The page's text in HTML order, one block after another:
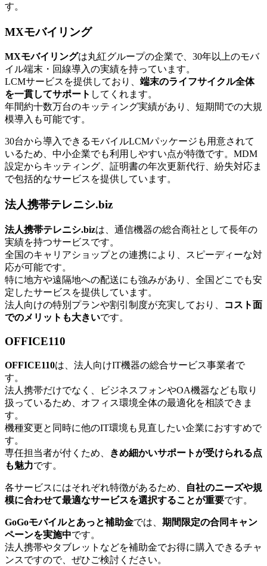
す。
MXモバイリング
MXモバイリングは丸紅グループの企業で、30年以上のモバ
イル端末・回線導入の実績を持っています。
LCMサービスを提供しており、 端末のライフサイクル全体
を一貫してサポート してくれます。
年間約十数万台のキッティング実績があり、短期間での大規
模導入も可能です。
30台から導入できるモバイルLCMパッケージも用意されて
いるため、中小企業でも利用しやすい点が特徴です。MDM
設定からキッティング、証明書の年次更新代行、紛失対応ま
で包括的なサービスを提供しています。
法人携帯テレニシ.biz
法人携帯テレニシ.bizは、通信機器の総合商社として長年の
実績を持つサービスです。
全国のキャリアショップとの連携により、スピーディーな対
応が可能です。
特に地方や遠隔地への配送にも強みがあり、全国どこでも安
定したサービスを提供しています。
法人向けの特別プランや割引制度が充実しており、
コスト面
でのメリットも大きいです。
OFFICE110
OFFICE110は、法人向けIT機器の総合サービス事業者で
す。
法人携帯だけでなく、ビジネスフォンやOA機器なども取り
扱っているため、オフィス環境全体の最適化を相談できま
す。
機種変更と同時に他のIT環境も見直したい企業におすすめで
す。
専任担当者が付くため、
きめ細かいサポートが受けられる点
も魅力です。
各サービスにはそれぞれ特徴があるため、
自社のニーズや規
模に合わせて最適なサービスを選択することが重要です。
GoGoモバイルとあっと補助金では、 期間限定の合同キャン
ペーンを実施中です。
法人携帯やタブレットなどを補助金でお得に購入できるチャ
ンスですので、ぜひご検討ください。